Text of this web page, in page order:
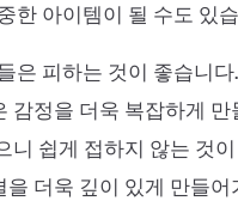
한 아이템이 될 수도 있
은 피하는 것이 좋습니다
정을 더욱 복잡하게 만
쉽게 접하지 않는 것
더욱 깊이 있게 만들